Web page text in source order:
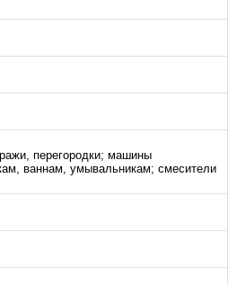
перегородки; машины
ваннам, умывальникам; смесители